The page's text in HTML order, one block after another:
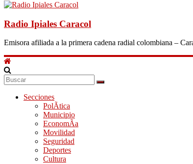
Radio Ipiales Caracol
Emisora afiliada a la primera cadena radial colombiana –
Secciones
PolÃ­tica
Municipio
EconomÃ­a
Movilidad
Seguridad
Deportes
Cultura